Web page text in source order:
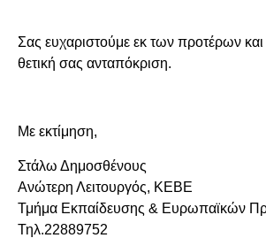
Σας ευχαριστούμε εκ των προτέρων
θετική σας ανταπόκριση.
Με εκτίμηση,
Στάλω Δημοσθένους
Ανώτερη Λειτουργός, KEBE
Τμήμα Εκπαίδευσης & Ευρωπαϊκών
Τηλ.22889752